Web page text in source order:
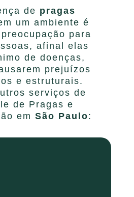
de pragas
um ambiente é
para
afinal elas
de doenças,
prejuízos
e estruturais.
serviços de
de Pragas e
em São Paulo: